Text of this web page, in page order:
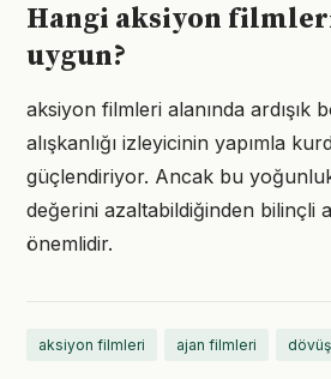
Hangi aksiyon
uygun?
aksiyon filmleri alanında ardışık
alışkanlığı izleyicinin yapımla
güçlendiriyor. Ancak bu
değerini azaltabildiğinden bilinçli
önemlidir.
aksiyon filmleri ajan filmleri